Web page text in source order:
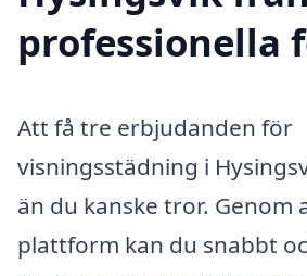
professionella
Att få tre erbjudanden för
visningsstädning i
än du kanske tror. Genom
plattform kan du snabbt